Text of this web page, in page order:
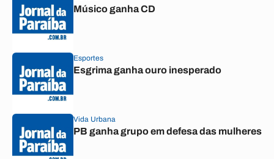
Músico ganha CD
Esportes
Esgrima ganha ouro inesperado
Vida Urbana
PB ganha grupo em defesa das mulheres